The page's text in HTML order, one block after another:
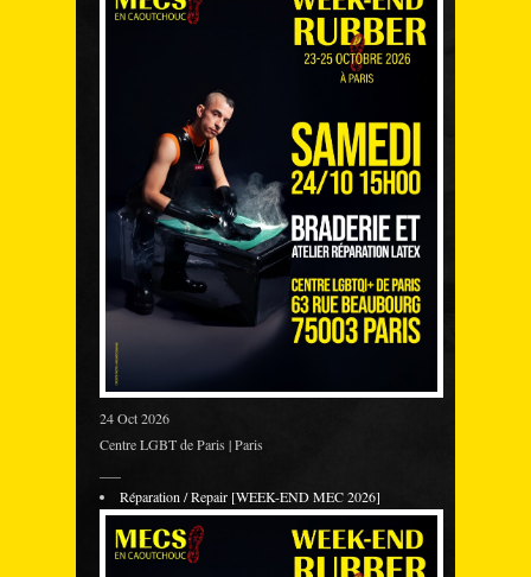
24 Oct 2026
Centre LGBT de Paris | Paris
Réparation / Repair [WEEK-END MEC 2026]